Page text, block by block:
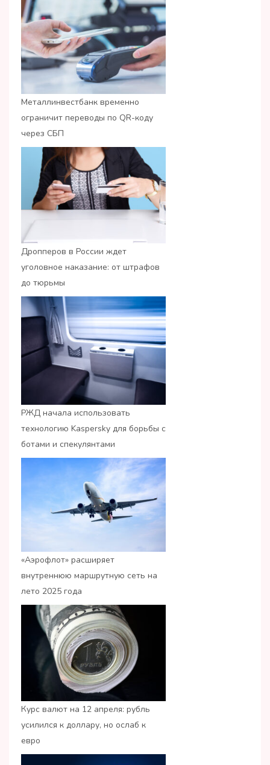
Металлинвестбанк временно
ограничит переводы по QR-коду
через СБП
Дропперов в России ждет
уголовное наказание: от штрафов
до тюрьмы
РЖД начала использовать
технологию Kaspersky для борьбы с
ботами и спекулянтами
«Аэрофлот» расширяет
внутреннюю маршрутную сеть на
лето 2025 года
Курс валют на 12 апреля: рубль
усилился к доллару, но ослаб к
евро